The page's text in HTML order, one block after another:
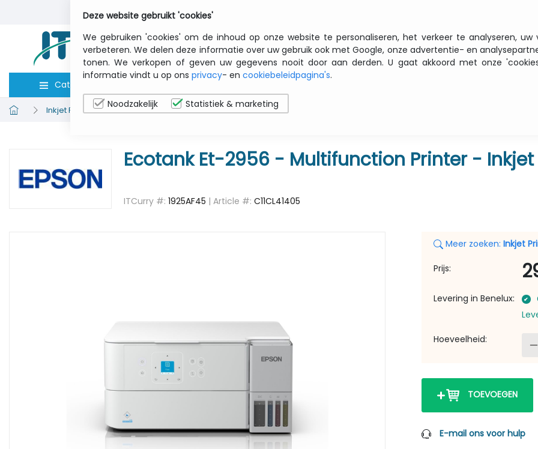
Categorieën
Inkjet Printers EPSON C11CL41405 Ecotank ET-2956 - Multifunction Printer - Inkjet - A4 - Wi-Fi/ USB
Ecotank Et-2956 - Multifunction Printer -
ITCurry #: 1925AF45 | Article #: C11CL41405
TOEVOEGEN
Meer zoeken: Inkjet
Prijs:
Levering in Benelux:
Hoeveelheid:
E-mail ons voor hulp
Deze website gebruikt 'cookies'
We gebruiken 'cookies' om de inhoud op onze website te personaliseren, het verkeer te analyseren,
verbeteren. We delen deze informatie over uw gebruik ook met Google, onze advertentie- en
tonen. We verkopen of geven uw gegevens nooit door aan derden. U gaat akkoord met onze
informatie vindt u op ons privacy- en cookiebeleidpagina's.
Noodzakelijk Statistiek & marketing